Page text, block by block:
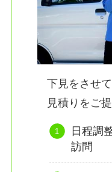
下見をさせ
見積りをご
日程調
訪問